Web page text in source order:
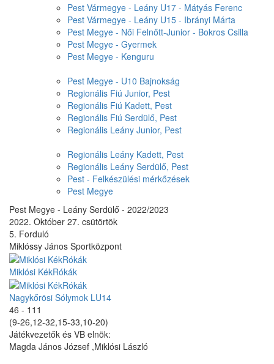
Pest Vármegye - Leány U17 - Mátyás Ferenc
Pest Vármegye - Leány U15 - Ibrányi Márta
Pest Megye - Női Felnőtt-Junior - Bokros Csilla
Pest Megye - Gyermek
Pest Megye - Kenguru
Pest Megye - U10 Bajnokság
Regionális Fiú Junior, Pest
Regionális Fiú Kadett, Pest
Regionális Fiú Serdülő, Pest
Regionális Leány Junior, Pest
Regionális Leány Kadett, Pest
Regionális Leány Serdülő, Pest
Pest - Felkészülési mérkőzések
Pest Megye
Pest Megye - Leány Serdülő - 2022/2023
2022. Október 27. csütörtök
5. Forduló
Miklóssy János Sportközpont
Miklósi KékRókák
Nagykőrösi Sólymok LU14
46 - 111
(9-26,12-32,15-33,10-20)
Játékvezetők és VB elnök:
Magda János József ,Miklósi László